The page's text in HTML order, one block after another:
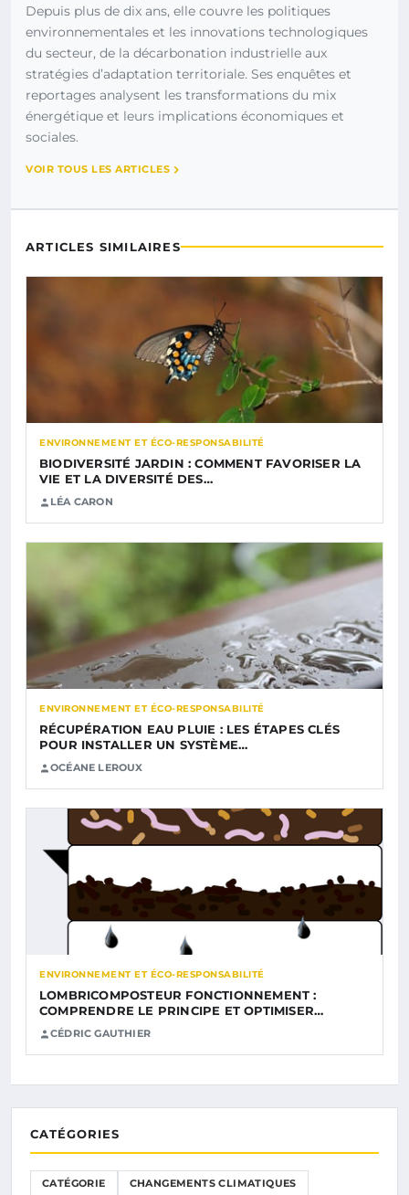
Depuis plus de dix ans, elle couvre les politiques
environnementales et les innovations technologiques
du secteur, de la décarbonation industrielle aux
stratégies d’adaptation territoriale. Ses enquêtes et
reportages analysent les transformations du mix
énergétique et leurs implications économiques et
sociales.
VOIR TOUS LES ARTICLES
ARTICLES SIMILAIRES
ENVIRONNEMENT ET ÉCO-RESPONSABILITÉ
BIODIVERSITÉ JARDIN : COMMENT FAVORISER LA
VIE ET LA DIVERSITÉ DES…
LÉA CARON
ENVIRONNEMENT ET ÉCO-RESPONSABILITÉ
RÉCUPÉRATION EAU PLUIE : LES ÉTAPES CLÉS
POUR INSTALLER UN SYSTÈME…
OCÉANE LEROUX
ENVIRONNEMENT ET ÉCO-RESPONSABILITÉ
LOMBRICOMPOSTEUR FONCTIONNEMENT :
COMPRENDRE LE PRINCIPE ET OPTIMISER…
CÉDRIC GAUTHIER
CATÉGORIES
CATÉGORIE CHANGEMENTS CLIMATIQUES